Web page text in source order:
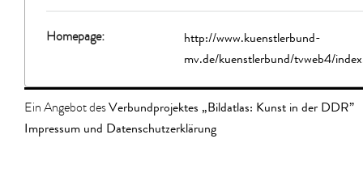
Homepage:
http://www.kuenstlerbund-
mv.de/kuenstlerbund/tvweb4/
Ein Angebot desVerbundprojektes „Bildatlas: Kunst in der DDR”
Impressum und Datenschutzerklärung